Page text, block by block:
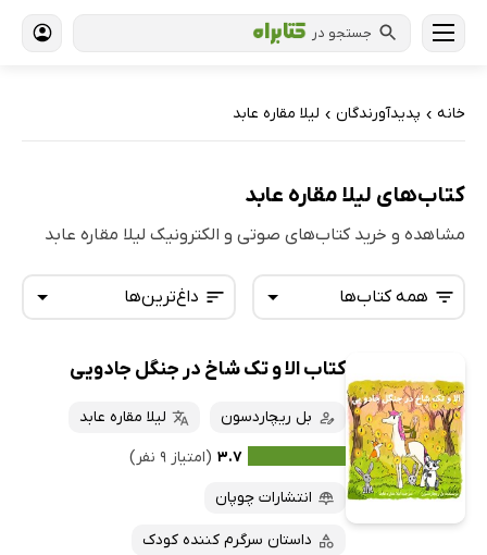
جستجو در
خانه › پدیدآورندگان › لیلا مقاره عابد
کتاب‌های لیلا مقاره عابد
مشاهده و خرید کتاب‌های صوتی و الکترونیک لیلا مقاره عابد
داغ‌ترین‌ها
تازه‌ها
داغ‌ترین‌ها
پرفروش‌ها
پربحث‌ها
ارزان ترین‌ها
همه کتاب‌ها
همه کتاب‌ها
کتاب‌های صوتی
کتاب‌های متنی
کتاب الا و تک شاخ در جنگل جادویی
بل ریچاردسون
لیلا مقاره عابد
۳.۷ (امتیاز ۹ نفر)
انتشارات چوپان
داستان سرگرم کننده کودک